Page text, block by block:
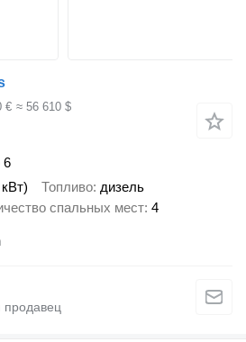
€ ≈ 56 610 $
6
Топливо дизель
спальных мест 4